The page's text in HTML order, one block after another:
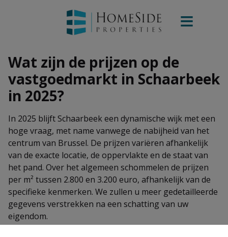
Wat zijn de prijzen op de
vastgoedmarkt in Schaarbeek
in 2025?
In 2025 blijft Schaarbeek een dynamische wijk met een
hoge vraag, met name vanwege de nabijheid van het
centrum van Brussel. De prijzen variëren afhankelijk
van de exacte locatie, de oppervlakte en de staat van
het pand. Over het algemeen schommelen de prijzen
per m² tussen 2.800 en 3.200 euro, afhankelijk van de
specifieke kenmerken. We zullen u meer gedetailleerde
gegevens verstrekken na een schatting van uw
eigendom.